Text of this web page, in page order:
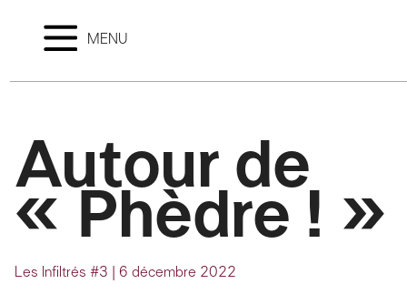
MENU
Autour de
« Phèdre ! »
Les Infiltrés #3 6 décembre 2022